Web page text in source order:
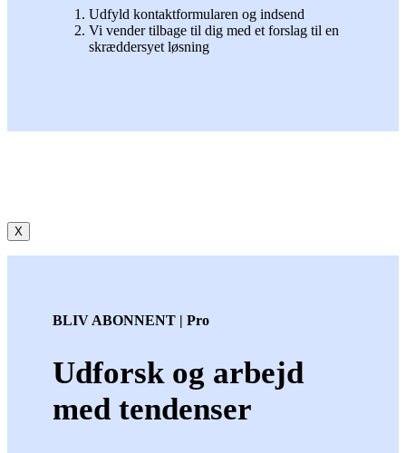
Udfyld kontaktformularen og indsend
Vi vender tilbage til dig med et forslag til en
skræddersyet løsning
X
BLIV ABONNENT | Pro
Udforsk og arbejd
med tendenser